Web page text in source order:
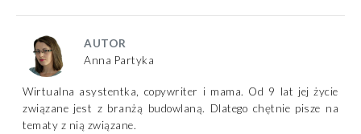
AUTOR
Anna Partyka
Wirtualna asystentka, copywriter i mama. Od 9 lat jej życie
związane jest z branżą budowlaną. Dlatego chętnie pisze na
tematy z nią związane.